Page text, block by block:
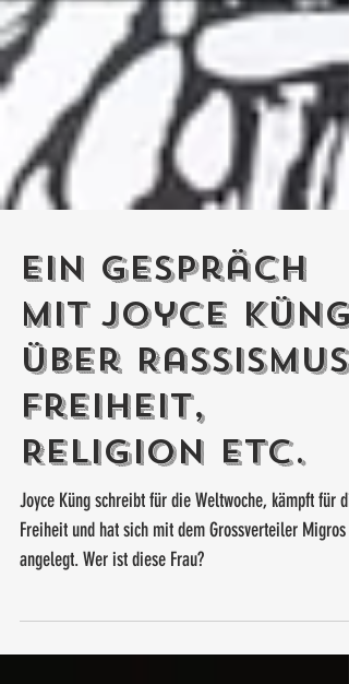
Ein Gespräch
mit Joyce Küng
über Rassismus,
Freiheit,
Religion etc.
Freiheit und hat sich mit dem Grossverteiler Migros